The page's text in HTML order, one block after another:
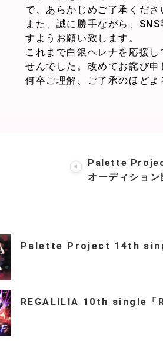
で、あらかじめご了承くださ
また、誠に勝手ながら、
すようお願い致します。
これまで白銀ヘレナを応援
せんでした。改めてお詫び申
何卒ご理解、ご了承のほどよ
Palette
オーディション
Palette Project 14th
REGALILIA 10th single「